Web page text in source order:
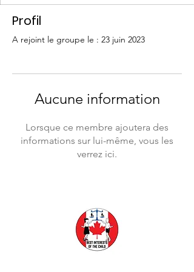
Profil
A rejoint le groupe le : 23 juin 2023
Aucune information
Lorsque ce membre ajoutera des
informations sur lui-même, vous les
verrez ici.